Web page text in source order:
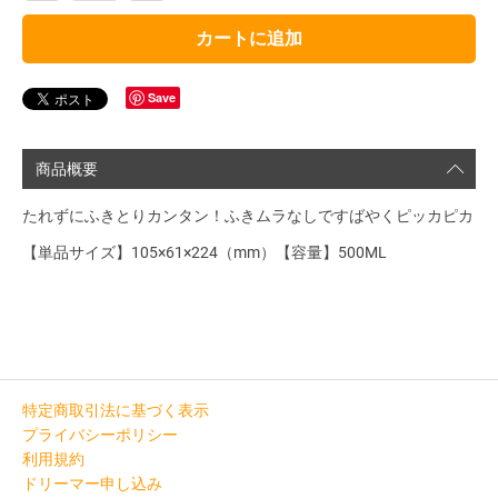
カートに追加
Save
商品概要
たれずにふきとりカンタン！ふきムラなしですばやくピッカピカ
【単品サイズ】105×61×224（mm）【容量】500ML
特定商取引法に基づく表示
プライバシーポリシー
利用規約
ドリーマー申し込み